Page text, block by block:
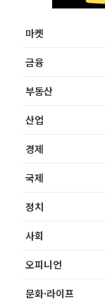
마켓
금융
부동산
산업
경제
국제
정치
사회
오피니언
문화·라이프